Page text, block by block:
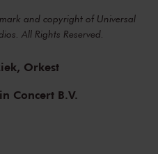
and copyright of Universal
All Rights Reserved.
Orkest
Concert B.V.